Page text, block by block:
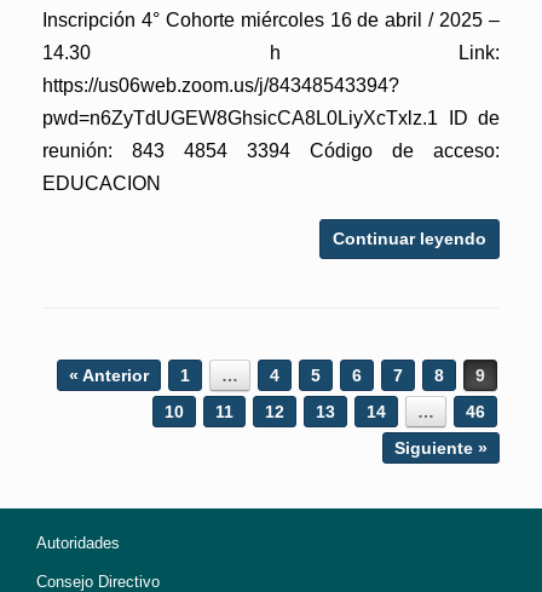
Inscripción 4° Cohorte miércoles 16 de abril / 2025 –
14.30 h Link:
https://us06web.zoom.us/j/84348543394?
pwd=n6ZyTdUGEW8GhsicCA8L0LiyXcTxlz.1 ID de
reunión: 843 4854 3394 Código de acceso:
EDUCACION
Continuar leyendo
Post navigation
« Anterior 1 … 4 5 6 7 8
9
10
11 12 13 14 …
46
Siguiente »
Autoridades
Consejo Directivo